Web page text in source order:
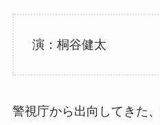
演：桐谷健太
警視庁から出向してきた